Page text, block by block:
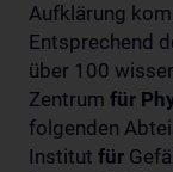
Aufklärung
Entsprechend
über 100
Zentrum für
folgenden
Institut für